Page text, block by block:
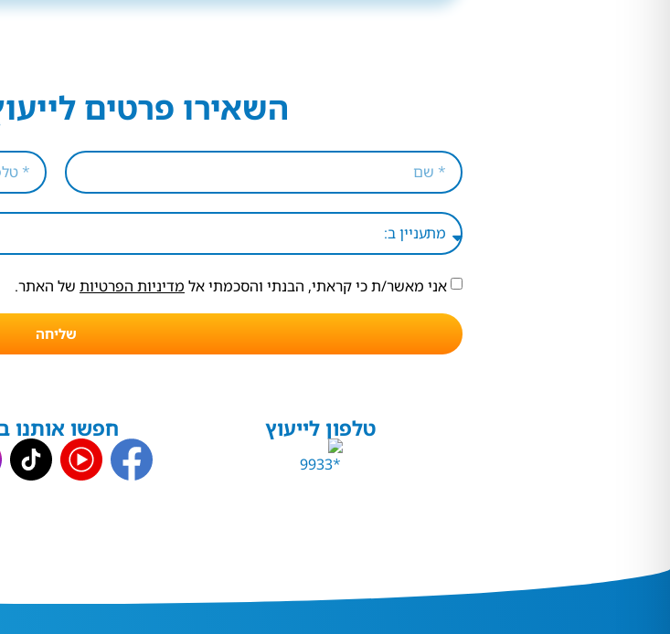
השאירו פרטים
אני מאשר/ת כי קראתי, הבנתי והסכמתי אל מדיניות הפרטיות של האתר.
שליחה
טלפון לייעוץ חפשו אותנו